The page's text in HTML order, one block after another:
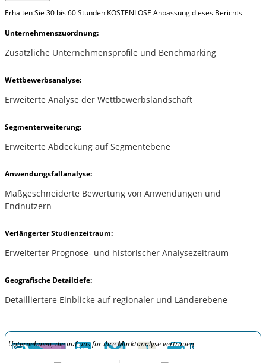
Erhalten Sie 30 bis 60 Stunden KOSTENLOSE Anpassung dieses Berichts
Unternehmenszuordnung:
Zusätzliche Unternehmensprofile und Benchmarking
Wettbewerbsanalyse:
Erweiterte Analyse der Wettbewerbslandschaft
Segmenterweiterung:
Erweiterte Abdeckung auf Segmentebene
Anwendungsfallanalyse:
Maßgeschneiderte Bewertung von Anwendungen und
Endnutzern
Verlängerter Studienzeitraum:
Erweiterter Prognose- und historischer Analysezeitraum
Geografische Detailtiefe:
Detailliertere Einblicke auf regionaler und Länderebene
Unternehmen, die auf uns für ihre Marktanalyse vertrauen